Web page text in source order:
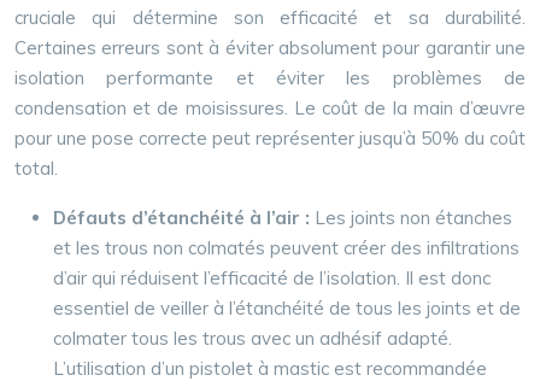
cruciale qui détermine son efficacité et sa durabilité.
Certaines erreurs sont à éviter absolument pour garantir une
isolation performante et éviter les problèmes de
condensation et de moisissures. Le coût de la main d’œuvre
pour une pose correcte peut représenter jusqu’à 50% du coût
total.
Défauts d’étanchéité à l’air : Les joints non étanches
et les trous non colmatés peuvent créer des infiltrations
d’air qui réduisent l’efficacité de l’isolation. Il est donc
essentiel de veiller à l’étanchéité de tous les joints et de
colmater tous les trous avec un adhésif adapté.
L’utilisation d’un pistolet à mastic est recommandée